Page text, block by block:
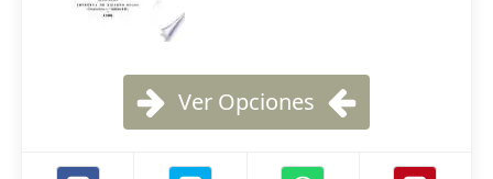
Ver Opciones